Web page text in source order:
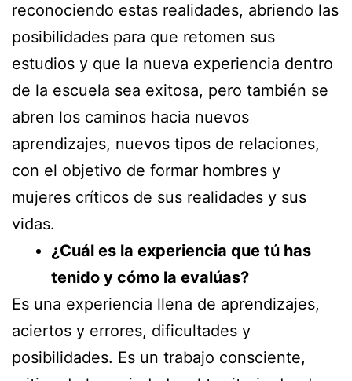
reconociendo estas realidades, abriendo las
posibilidades para que retomen sus
estudios y que la nueva experiencia dentro
de la escuela sea exitosa, pero también se
abren los caminos hacia nuevos
aprendizajes, nuevos tipos de relaciones,
con el objetivo de formar hombres y
mujeres críticos de sus realidades y sus
vidas.
¿Cuál es la experiencia que tú has
tenido y cómo la evalúas?
Es una experiencia llena de aprendizajes,
aciertos y errores, dificultades y
posibilidades. Es un trabajo consciente,